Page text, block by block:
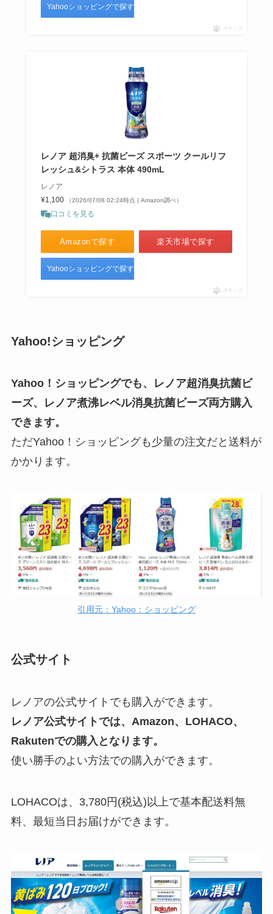
Yahooショッピングで探す
ポチップ
レノア 超消臭+ 抗菌ビーズ スポーツ クールリフ
レッシュ&シトラス 本体 490mL
レノア
¥1,100
（2026/07/08 02:24時点 | Amazon調べ）
口コミを見る
Amazonで探す 楽天市場で探す
Yahooショッピングで探す
ポチップ
Yahoo!ショッピング
Yahoo！ショッピングでも、レノア超消臭抗菌ビ
ーズ、レノア煮沸レベル消臭抗菌ビーズ両方購入
できます。
ただYahoo！ショッピングも少量の注文だと送料が
かかります。
引用元：Yahoo：ショッピング
公式サイト
レノアの公式サイトでも購入ができます。
レノア公式サイトでは、Amazon、LOHACO、
Rakutenでの購入となります。
使い勝手のよい方法での購入ができます。
LOHACOは、3,780円(税込)以上で基本配送料無
料、最短当日お届けができます。